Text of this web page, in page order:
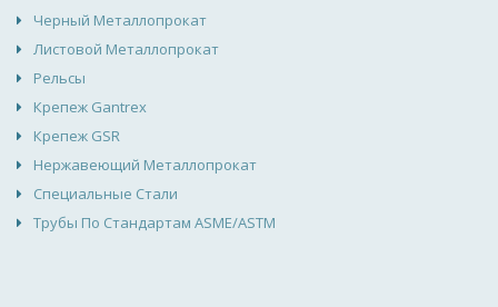
Черный Металлопрокат
Листовой Металлопрокат
Рельсы
Крепеж Gantrex
Крепеж GSR
Нержавеющий Металлопрокат
Специальные Стали
Трубы По Стандартам ASME/ASTM